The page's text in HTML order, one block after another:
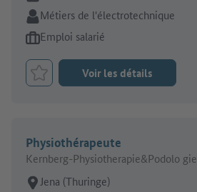
Secteur:
Métiers de l'électrotechnique
Type d'offre d'emploi:
Emploi salarié
Retenir le job
Voir les détails
Physiothérapeute
Kernberg-Physiotherapie&Podolo gie
Lieu de travail:
Jena (Thuringe)